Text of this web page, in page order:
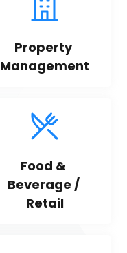
Property
Management
Food &
Beverage /
Retail